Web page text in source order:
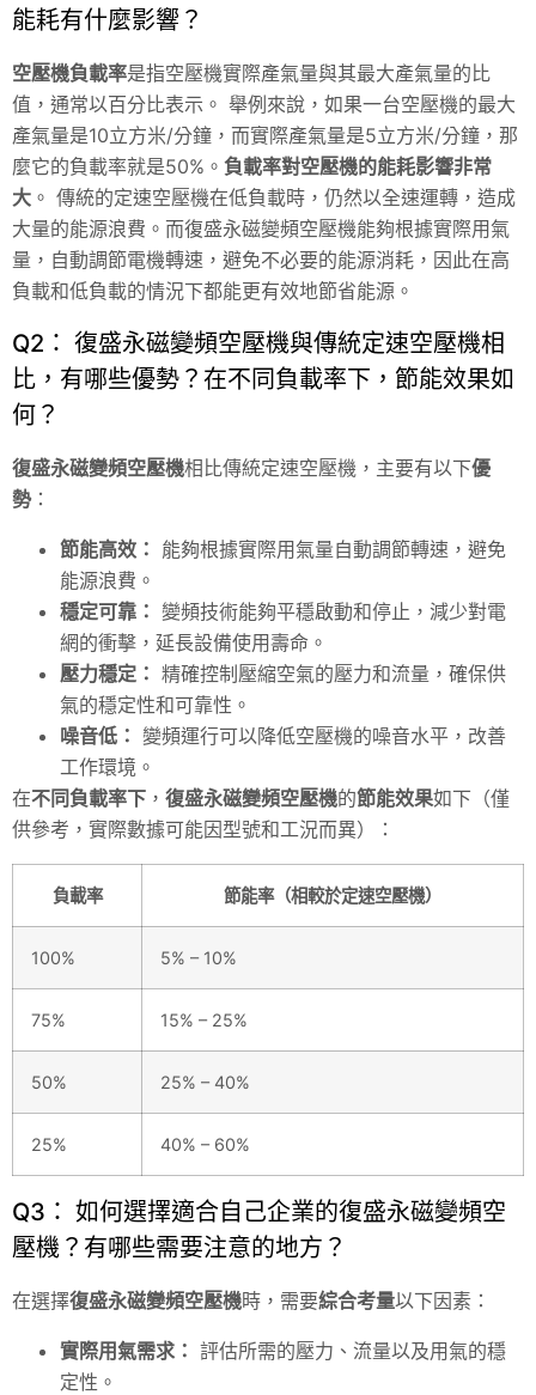
能耗有什麼影響？
空壓機負載率是指空壓機實際產氣量與其最大產氣量的比
值，通常以百分比表示。 舉例來說，如果一台空壓機的最大
產氣量是10立方米/分鐘，而實際產氣量是5立方米/分鐘，那
麼它的負載率就是50%。 負載率對空壓機的能耗影響非常
大 。 傳統的定速空壓機在低負載時，仍然以全速運轉，造成
大量的能源浪費。而復盛永磁變頻空壓機能夠根據實際用氣
量，自動調節電機轉速，避免不必要的能源消耗，因此在高
負載和低負載的情況下都能更有效地節省能源。
Q2： 復盛永磁變頻空壓機與傳統定速空壓機相
比，有哪些優勢？在不同負載率下，節能效果如
何？
復盛永磁變頻空壓機相比傳統定速空壓機，主要有以下優
勢：
節能高效： 能夠根據實際用氣量自動調節轉速，避免
能源浪費。
穩定可靠： 變頻技術能夠平穩啟動和停止，減少對電
網的衝擊，延長設備使用壽命。
壓力穩定： 精確控制壓縮空氣的壓力和流量，確保供
氣的穩定性和可靠性。
噪音低： 變頻運行可以降低空壓機的噪音水平，改善
工作環境。
在不同負載率下 ， 復盛永磁變頻空壓機的節能效果如下（僅
供參考，實際數據可能因型號和工況而異）：
負載率 節能率（相較於定速空壓機）
100% 5% – 10%
75% 15% – 25%
50% 25% – 40%
25% 40% – 60%
Q3： 如何選擇適合自己企業的復盛永磁變頻空
壓機？有哪些需要注意的地方？
在選擇復盛永磁變頻空壓機時，需要綜合考量以下因素：
實際用氣需求： 評估所需的壓力、流量以及用氣的穩
定性。